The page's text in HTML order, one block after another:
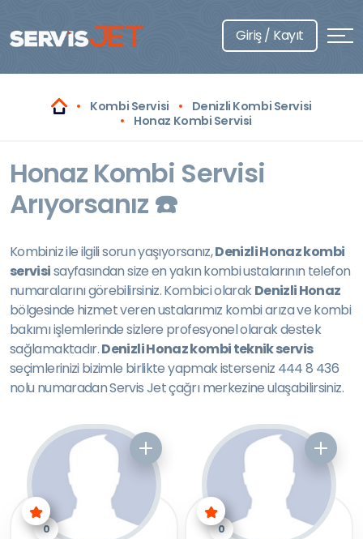
Giriş / Kayıt
Kombi Servisi
Denizli Kombi Servisi
Honaz Kombi Servisi
Honaz Kombi Servisi
Arıyorsanız ☎️
Kombiniz ile ilgili sorun yaşıyorsanız,Denizli Honaz kombi
servisisayfasından size en yakın kombi ustalarının telefon
numaralarını görebilirsiniz. Kombici olarakDenizli Honaz
bölgesinde hizmet veren ustalarımız kombi arıza ve kombi
bakımı işlemlerinde sizlere profesyonel olarak destek
sağlamaktadır.Denizli Honaz kombi teknik servis
seçimlerinizi bizimle birlikte yapmak isterseniz 444 8 436
nolu numaradan Servis Jet çağrı merkezine ulaşabilirsiniz.
0 0